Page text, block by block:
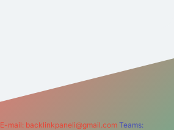
E-mail: backlinkpaneli@gmail.com Teams: